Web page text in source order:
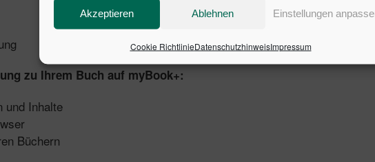
Akzeptieren Ablehnen Einstellungen
Cookie RichtlinieDatenschutzhinweisImpressum
zu Ihrem Buch auf myBook+:
und Inhalte
Büchern